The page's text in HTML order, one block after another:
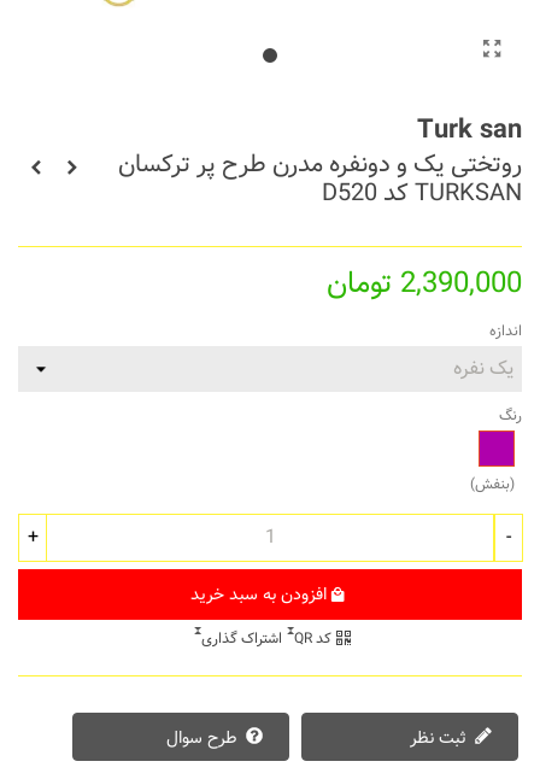
Turk san
روتختی یک و دونفره مدرن طرح پر ترکسان
TURKSAN کد D520
2,390,000 تومان
اندازه
رنگ
(بنفش)
-
+
افزودن به سبد خرید
کد QR اشتراک گذاری
ثبت نظر طرح سوال